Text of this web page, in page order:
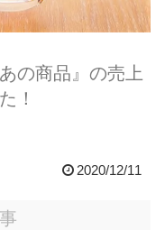
の商品』の売上
！
2020/12/11